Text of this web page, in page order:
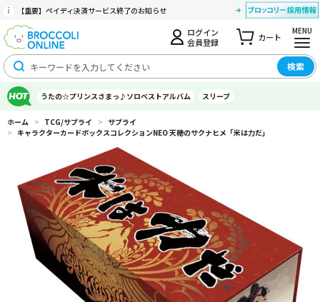
【重要】ペイディ決済サービス終了のお知らせ
ログイン
会員登録
カート
MENU
検索
うたの☆プリンスさまっ♪ソロベストアルバム スリーブ
ホーム > TCG/サプライ > サプライ
> キャラクターカードボックスコレクションNEO 天穂のサクナヒメ「米は力だ」